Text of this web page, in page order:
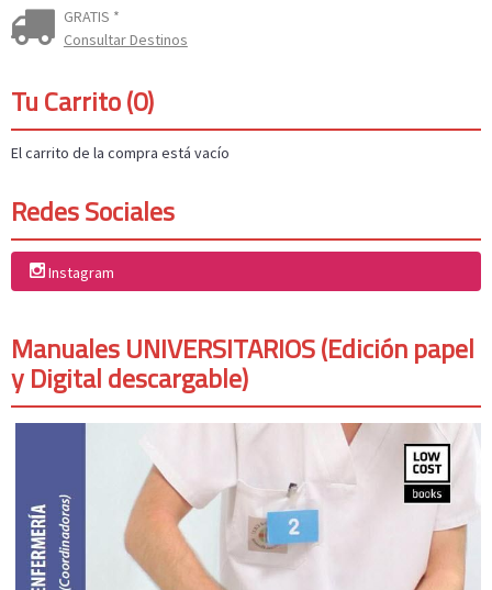
GRATIS *
Consultar Destinos
Tu Carrito (0)
El carrito de la compra está vacío
Redes Sociales
Instagram
Manuales UNIVERSITARIOS (Edición papel
y Digital descargable)